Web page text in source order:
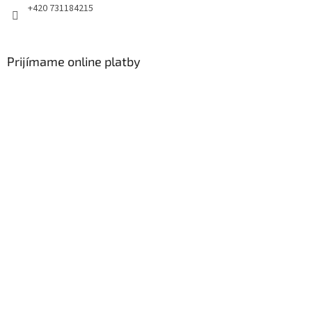
+420 731184215
Prijímame online platby